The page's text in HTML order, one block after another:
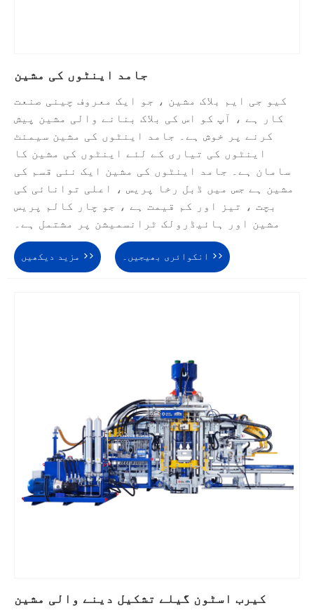
جامد اینٹوں کی مشین
کیو جی ایم بلاک مشین ، جو ایک معروف چینی صنعت
کار ہے ، آپ کو اس کی بلاک بنانے والی مشین پیش
کرنے پر خوش ہے۔ جامد اینٹوں کی مشین سیمنٹ
اینٹوں کی تیاری کے لئے اینٹوں کی مشین کا
سامان ہے۔ جامد اینٹوں کی مشین ایک نئی قسم کی
مشین ہے جس میں ڈبل رخا پریس ، اعلی توانائی کی
بچت ، تیز اور کم قیمت ہے ، جو چار کالم پریس
مشین اور ہائیڈرولک ٹرانسمیشن پر مشتمل ہے۔
مزید دیکھیں >> انکوائری بھیجیں۔ >>
کیرب اسٹون گیلے تشکیل دینے والی مشین